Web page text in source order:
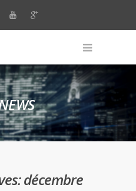
décembre